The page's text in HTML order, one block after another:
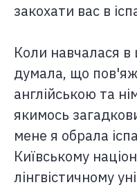
закохати вас в
Коли навчалася
думала, що
англійською та
якимось
мене я обрала
Київському
лінгвістичному